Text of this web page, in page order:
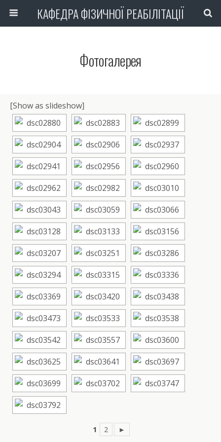
КАФЕДРА ФІЗИЧНОЇ РЕАБІЛІТАЦІЇ
Фотогалерея
[Show as slideshow]
1 2 ►